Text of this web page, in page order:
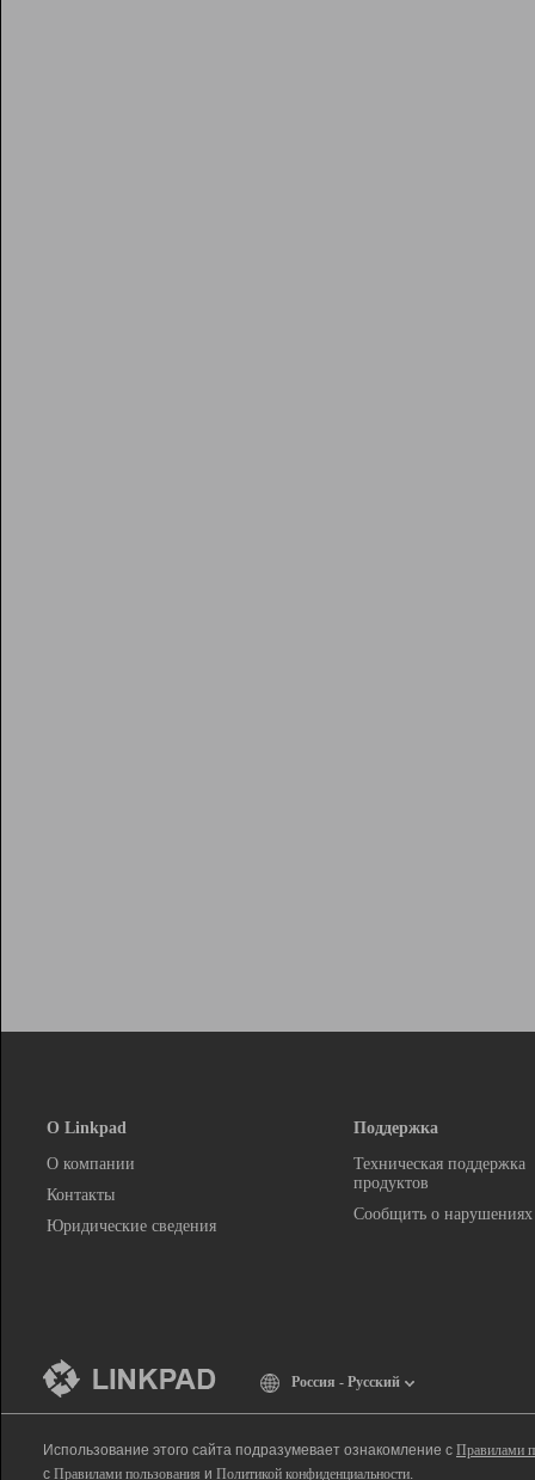
О Linkpad
О компании
Контакты
Юридические сведения
Поддержка
Техническая поддержка
продуктов
Сообщить о нарушениях
Россия - Русский
Использование этого сайта подразумевает ознакомление с Правилами
с Правилами пользования и Политикой конфиденциальности.